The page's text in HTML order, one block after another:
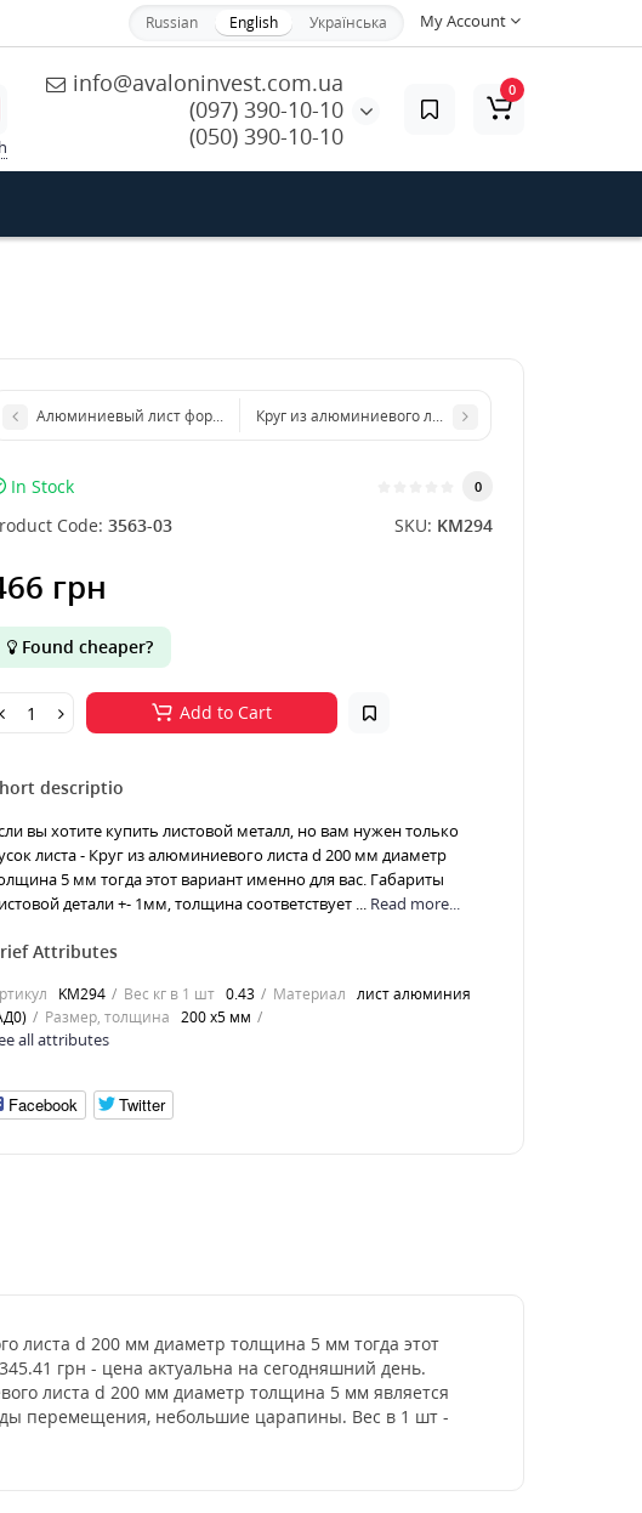
My Account
Russian English Українська
info@avaloninvest.com.ua
(097) 390-10-10
(050) 390-10-10
0
Алюминиевый лист формата бумаги А5 148 х 210 мм размер толщина 3 мм
Круг из алюминиевого листа d 300 мм диаметр
In Stock 0
Code: 3563-03 SKU: KM294
грн
Found cheaper?
Add to Cart
descriptio
вы хотите купить листовой металл, но вам нужен только
листа - Круг из алюминиевого листа d 200 мм диаметр
5 мм тогда этот вариант именно для вас. Габариты
детали +- 1мм, толщина соответствует ... Read more...
Attributes
KM294 Вес кг в 1 шт 0.43 Материал лист алюминия
Размер, толщина 200 х5 мм
all attributes
Facebook Twitter
листа d 200 мм диаметр толщина 5 мм тогда этот
грн - цена актуальна на сегодняшний день.
листа d 200 мм диаметр толщина 5 мм является
перемещения, небольшие царапины. Вес в 1 шт -